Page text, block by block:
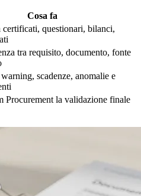
Cosa fa
certificati, questionari, bilanci,
tra requisito, documento, fonte
scadenze, anomalie e
Procurement la validazione finale